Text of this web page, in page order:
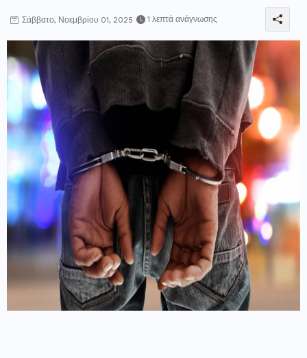
Σάββατο, Νοεμβρίου 01, 2025 1 λεπτά ανάγνωσης